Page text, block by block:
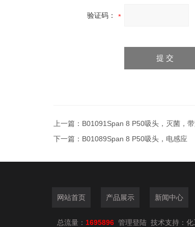
验证码：
上一篇： B01091Span 8 P50吸头，灭菌，
下一篇： B01089Span 8 P50吸头，电感应
网站首页 产品展示 新闻中心
总流量： 1695896 管理登陆 技术支持： 化